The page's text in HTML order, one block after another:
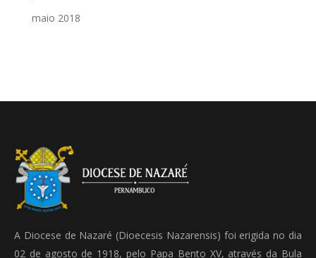
maio 2018
A Diocese de Nazaré (Dioecesis Nazarensis) foi erigida no dia
02 de agosto de 1918, pelo Papa Bento XV, através da Bula